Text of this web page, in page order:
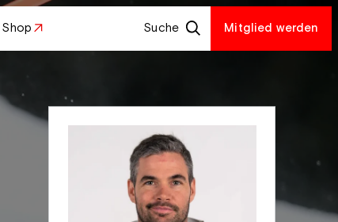
Shop Suche Mitglied werden